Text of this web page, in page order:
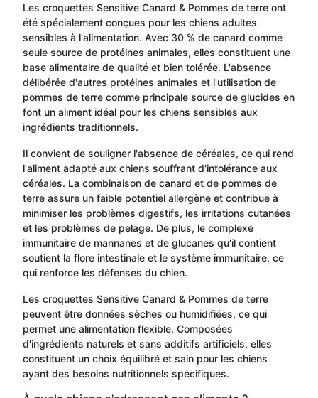
Les croquettes Sensitive Canard & Pommes de terre ont
été spécialement conçues pour les chiens adultes
sensibles à l'alimentation. Avec 30 % de canard comme
seule source de protéines animales, elles constituent une
base alimentaire de qualité et bien tolérée. L'absence
délibérée d'autres protéines animales et l'utilisation de
pommes de terre comme principale source de glucides en
font un aliment idéal pour les chiens sensibles aux
ingrédients traditionnels.
Il convient de souligner l'absence de céréales, ce qui rend
l'aliment adapté aux chiens souffrant d'intolérance aux
céréales. La combinaison de canard et de pommes de
terre assure un faible potentiel allergène et contribue à
minimiser les problèmes digestifs, les irritations cutanées
et les problèmes de pelage. De plus, le complexe
immunitaire de mannanes et de glucanes qu'il contient
soutient la flore intestinale et le système immunitaire, ce
qui renforce les défenses du chien.
Les croquettes Sensitive Canard & Pommes de terre
peuvent être données sèches ou humidifiées, ce qui
permet une alimentation flexible. Composées
d'ingrédients naturels et sans additifs artificiels, elles
constituent un choix équilibré et sain pour les chiens
ayant des besoins nutritionnels spécifiques.